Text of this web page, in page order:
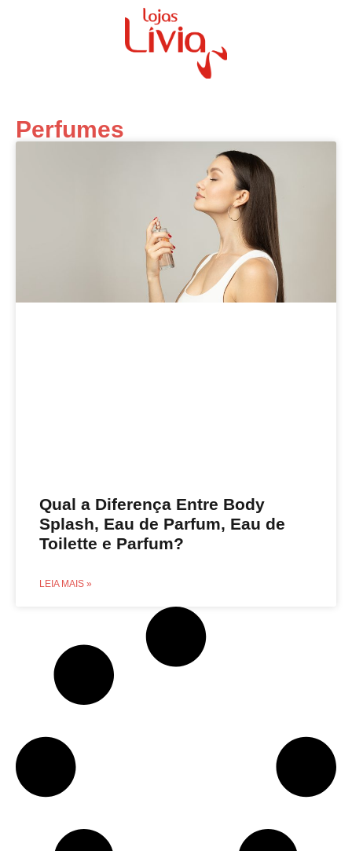
Perfumes
Qual a Diferença Entre Body
Splash, Eau de Parfum, Eau de
Toilette e Parfum?
LEIA MAIS »